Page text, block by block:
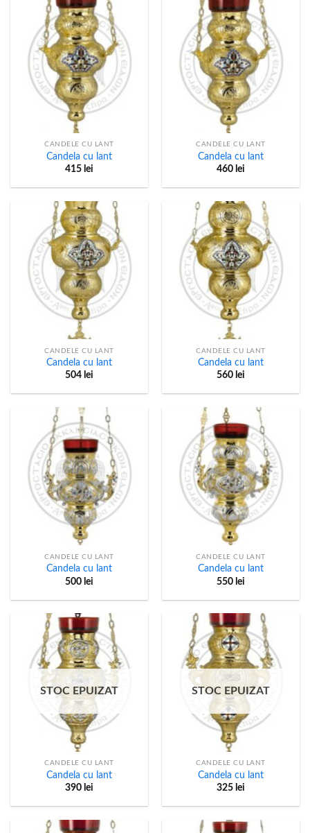
CANDELE CU LANT
Candela cu lant
415 lei
CANDELE CU LANT
Candela cu lant
460 lei
CANDELE CU LANT
Candela cu lant
504 lei
CANDELE CU LANT
Candela cu lant
560 lei
CANDELE CU LANT
Candela cu lant
500 lei
CANDELE CU LANT
Candela cu lant
550 lei
STOC EPUIZAT
CANDELE CU LANT
Candela cu lant
390 lei
STOC EPUIZAT
CANDELE CU LANT
Candela cu lant
325 lei